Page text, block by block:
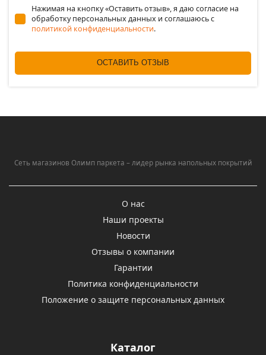
Нажимая на кнопку «Оставить отзыв», я даю согласие на
обработку персональных данных и соглашаюсь c
политикой конфиденциальности.
ОСТАВИТЬ ОТЗЫВ
Сеть магазинов Олимп паркета – лидер рынка напольных покрытий
О нас
Наши проекты
Новости
Отзывы о компании
Гарантии
Политика конфиденциальности
Положение о защите персональных данных
Каталог